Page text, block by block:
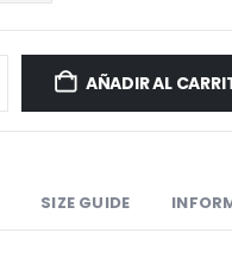
AÑADIR AL
SIZE GUIDE